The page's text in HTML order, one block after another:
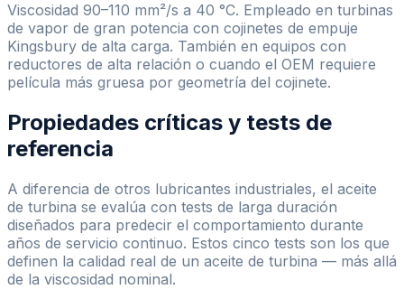
Viscosidad 90–110 mm²/s a 40 °C. Empleado en turbinas
de vapor de gran potencia con cojinetes de empuje
Kingsbury de alta carga. También en equipos con
reductores de alta relación o cuando el OEM requiere
película más gruesa por geometría del cojinete.
Propiedades críticas y tests de
referencia
A diferencia de otros lubricantes industriales, el aceite
de turbina se evalúa con tests de larga duración
diseñados para predecir el comportamiento durante
años de servicio continuo. Estos cinco tests son los que
definen la calidad real de un aceite de turbina — más allá
de la viscosidad nominal.